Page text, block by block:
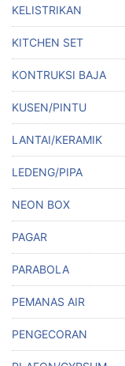
KELISTRIKAN
KITCHEN SET
KONTRUKSI BAJA
KUSEN/PINTU
LANTAI/KERAMIK
LEDENG/PIPA
NEON BOX
PAGAR
PARABOLA
PEMANAS AIR
PENGECORAN